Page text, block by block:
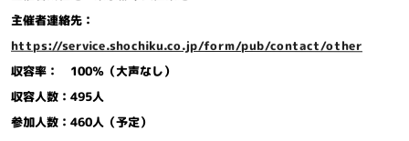
主催者連絡先：
https://service.shochiku.co.jp/form/pub/contact/other
収容率： 100％（大声なし）
収容人数：495人
参加人数：460人（予定）